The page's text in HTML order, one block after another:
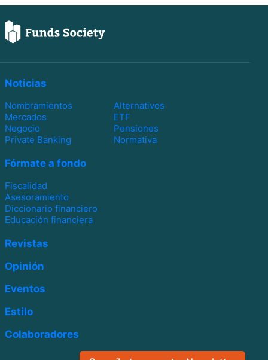
Noticias
Nombramientos
Alternativos
Mercados
ETF
Negocio
Pensiones
Private Banking
Normativa
Fórmate a fondo
Fiscalidad
Asesoramiento
Diccionario financiero
Educación financiera
Revistas
Opinión
Eventos
Estilo
Colaboradores